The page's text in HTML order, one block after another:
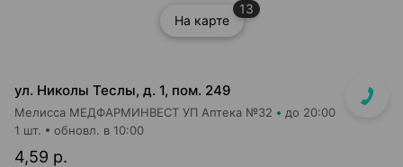
На карте
13
ул. Николы Теслы, д. 1, пом. 249
Мелисса МЕДФАРМИНВЕСТ УП Аптека №32 до 20:00
4,59 р.
1 шт. обновл. в 10:00